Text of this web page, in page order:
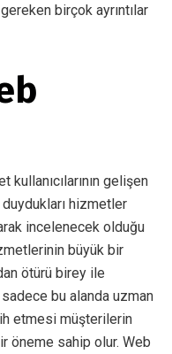
birçok ayrıntılar
gelişen
hizmetler
incelenecek olduğu
büyük bir
ötürü birey ile
bu alanda uzman
etmesi müşterilerin
öneme sahip olur. Web